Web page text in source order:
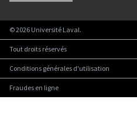
©2026 Université Laval.
Tout droits réservés
Conditions générales d'utilisation
Fraudes en ligne